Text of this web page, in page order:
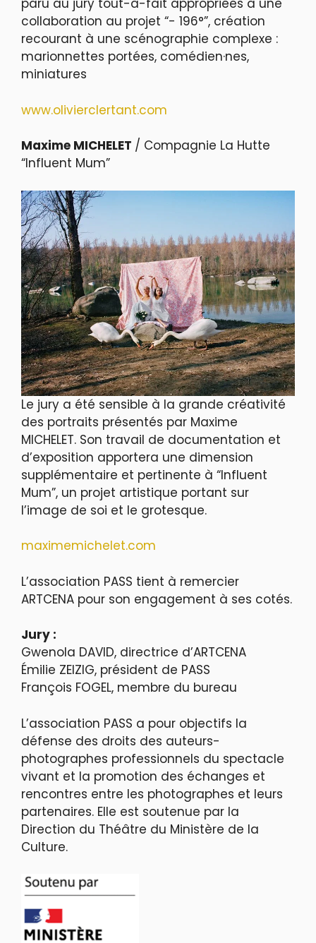
paru au jury tout-à-fait appropriées à une
collaboration au projet “- 196°”, création
recourant à une scénographie complexe :
marionnettes portées, comédien·nes,
miniatures
www.olivierclertant.com
Maxime MICHELET / Compagnie La Hutte
“Influent Mum”
Le jury a été sensible à la grande créativité
des portraits présentés par Maxime
MICHELET. Son travail de documentation et
d’exposition apportera une dimension
supplémentaire et pertinente à “Influent
Mum”, un projet artistique portant sur
l’image de soi et le grotesque.
maximemichelet.com
L’association PASS tient à remercier
ARTCENA pour son engagement à ses cotés.
Jury :
Gwenola DAVID, directrice d’ARTCENA
Émilie ZEIZIG, président de PASS
François FOGEL, membre du bureau
L’association PASS a pour objectifs la
défense des droits des auteurs-
photographes professionnels du spectacle
vivant et la promotion des échanges et
rencontres entre les photographes et leurs
partenaires. Elle est soutenue par la
Direction du Théâtre du Ministère de la
Culture.